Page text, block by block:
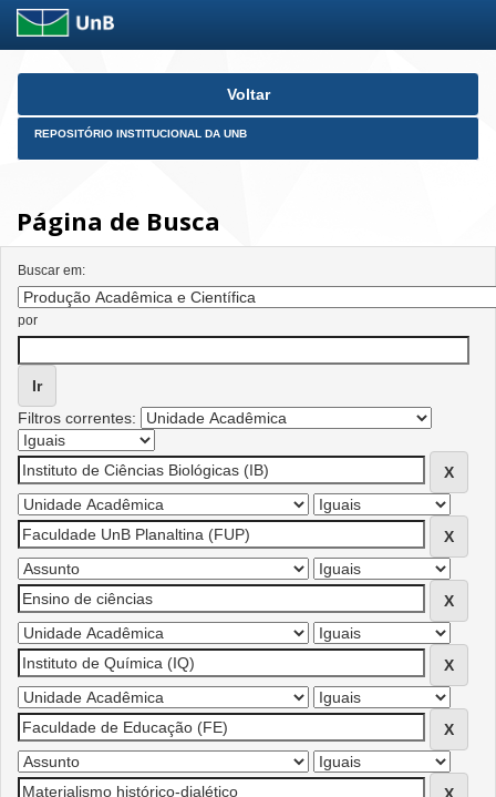
Skip
Voltar
REPOSITÓRIO INSTITUCIONAL DA UNB
Página de Busca
Buscar em:
por
Filtros correntes: